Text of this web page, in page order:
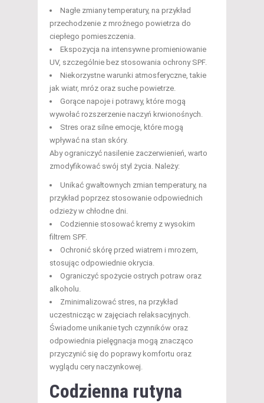
Nagłe zmiany temperatury, na przykład
przechodzenie z mroźnego powietrza do
ciepłego pomieszczenia.
Ekspozycja na intensywne promieniowanie
UV, szczególnie bez stosowania ochrony SPF.
Niekorzystne warunki atmosferyczne, takie
jak wiatr, mróz oraz suche powietrze.
Gorące napoje i potrawy, które mogą
wywołać rozszerzenie naczyń krwionośnych.
Stres oraz silne emocje, które mogą
wpływać na stan skóry.
Aby ograniczyć nasilenie zaczerwienień, warto
zmodyfikować swój styl życia. Należy:
Unikać gwałtownych zmian temperatury, na
przykład poprzez stosowanie odpowiednich
odzieży w chłodne dni.
Codziennie stosować kremy z wysokim
filtrem SPF.
Ochronić skórę przed wiatrem i mrozem,
stosując odpowiednie okrycia.
Ograniczyć spożycie ostrych potraw oraz
alkoholu.
Zminimalizować stres, na przykład
uczestnicząc w zajęciach relaksacyjnych.
Świadome unikanie tych czynników oraz
odpowiednia pielęgnacja mogą znacząco
przyczynić się do poprawy komfortu oraz
wyglądu cery naczynkowej.
Codzienna rutyna